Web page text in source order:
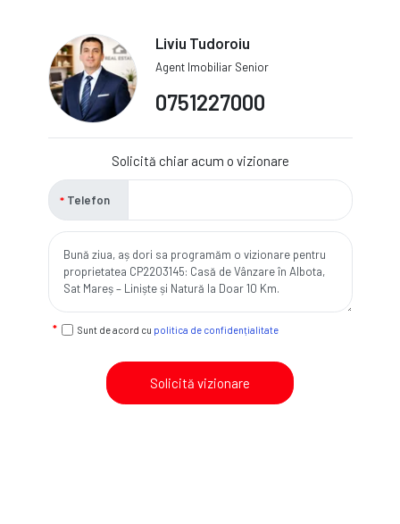
Liviu Tudoroiu
Agent Imobiliar Senior
0751227000
Solicită chiar acum o vizionare
Telefon
Sunt de acord cu politica de confidențialitate
Solicită vizionare